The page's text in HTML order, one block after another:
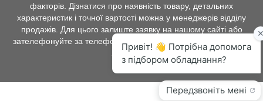
факторів. Дізнатися про наявність товару, детальних
характеристик і точної вартості можна у менеджерів відділу
продажів. Для цього залиште заявку на нашому сайті або
зателефонуйте за телефонами, які вказані в розділі контакти.
Укр Рус